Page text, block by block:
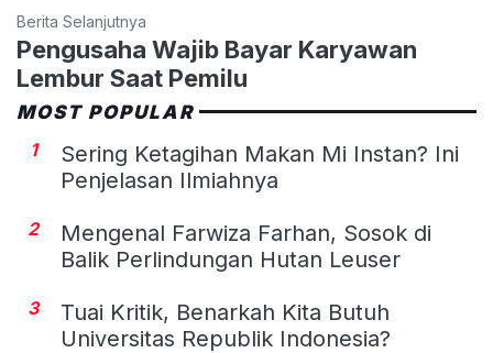
Berita Selanjutnya
Pengusaha Wajib Bayar Karyawan
Lembur Saat Pemilu
MOST POPULAR
1
Sering Ketagihan Makan Mi Instan? Ini
Penjelasan Ilmiahnya
2
Mengenal Farwiza Farhan, Sosok di
Balik Perlindungan Hutan Leuser
3
Tuai Kritik, Benarkah Kita Butuh
Universitas Republik Indonesia?